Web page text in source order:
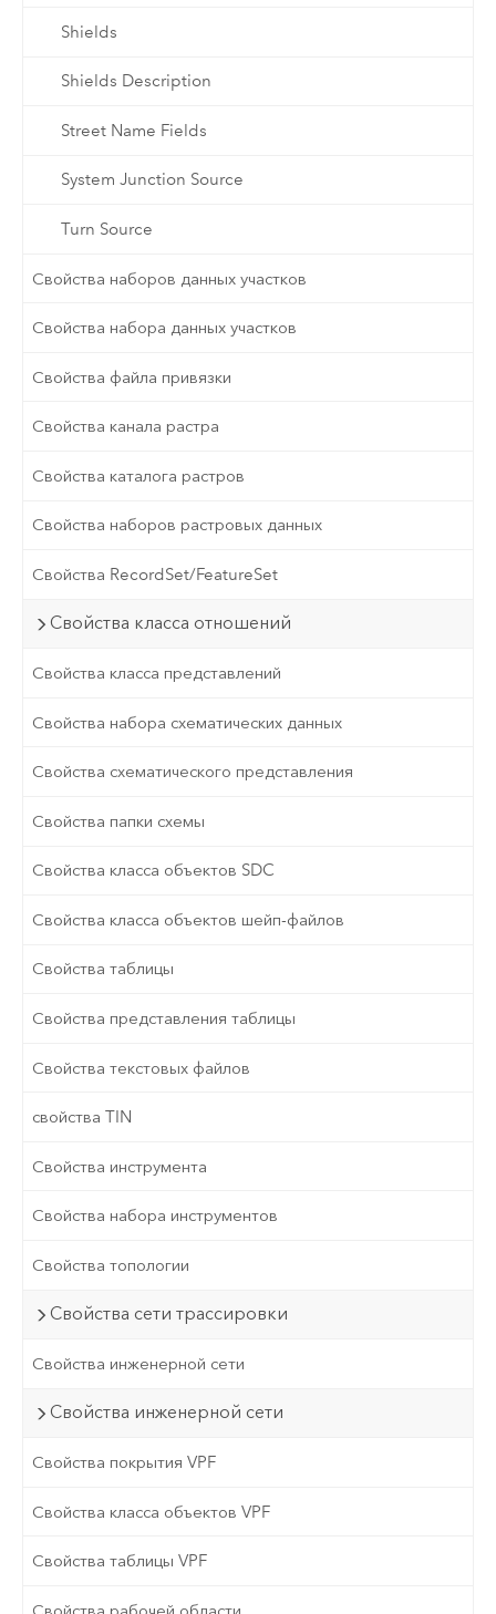
Shields
Shields Description
Street Name Fields
System Junction Source
Turn Source
Свойства наборов данных участков
Свойства набора данных участков
Свойства файла привязки
Свойства канала растра
Свойства каталога растров
Свойства наборов растровых данных
Свойства RecordSet/FeatureSet
Свойства класса отношений
Свойства класса представлений
Свойства набора схематических данных
Свойства схематического представления
Свойства папки схемы
Свойства класса объектов SDC
Свойства класса объектов шейп-файлов
Свойства таблицы
Свойства представления таблицы
Свойства текстовых файлов
свойства TIN
Свойства инструмента
Свойства набора инструментов
Свойства топологии
Свойства сети трассировки
Свойства инженерной сети
Свойства инженерной сети
Свойства покрытия VPF
Свойства класса объектов VPF
Свойства таблицы VPF